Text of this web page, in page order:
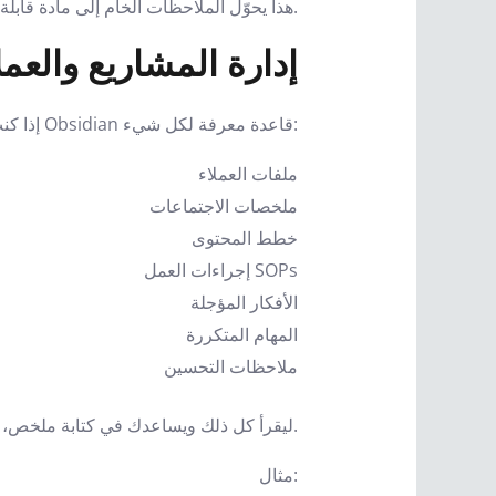
هذا يحوّل الملاحظات الخام إلى مادة قابلة للاستخدام.
3. إدارة المشاريع
إذا كنت تعمل مع عملاء أو تدير أكثر من مشروع، يمكن أن يصبح Obsidian قاعدة معرفة لكل شيء:
ملفات العملاء
ملخصات الاجتماعات
خطط المحتوى
إجراءات العمل SOPs
الأفكار المؤجلة
المهام المتكررة
ملاحظات التحسين
ثم يأتي Claude ليقرأ كل ذلك ويساعدك في كتابة ملخص، خطة، رسالة، تقرير، أو قرار.
مثال: